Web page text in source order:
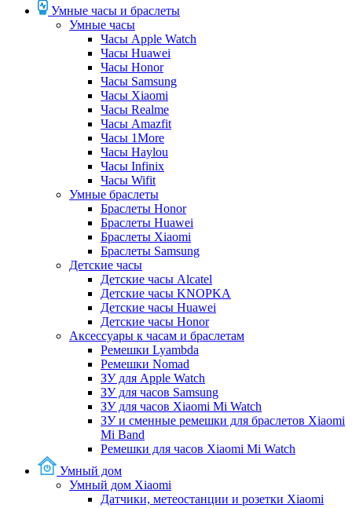
Умные часы и браслеты
Умные часы
Часы Apple Watch
Часы Huawei
Часы Honor
Часы Samsung
Часы Xiaomi
Часы Realme
Часы Amazfit
Часы 1More
Часы Haylou
Часы Infinix
Часы Wifit
Умные браслеты
Браслеты Honor
Браслеты Huawei
Браслеты Xiaomi
Браслеты Samsung
Детские часы
Детские часы Alcatel
Детские часы KNOPKA
Детские часы Huawei
Детские часы Honor
Аксессуары к часам и браслетам
Ремешки Lyambda
Ремешки Nomad
ЗУ для Apple Watch
ЗУ для часов Samsung
ЗУ для часов Xiaomi Mi Watch
ЗУ и сменные ремешки для браслетов Xiaomi
Mi Band
Ремешки для часов Xiaomi Mi Watch
Умный дом
Умный дом Xiaomi
Датчики, метеостанции и розетки Xiaomi